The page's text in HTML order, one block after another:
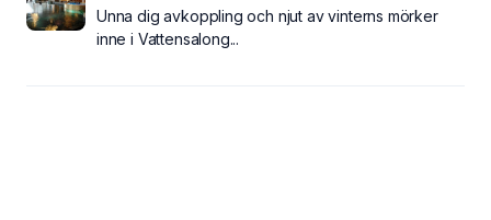
Unna dig avkoppling och njut av vinterns mörker
inne i Vattensalong...